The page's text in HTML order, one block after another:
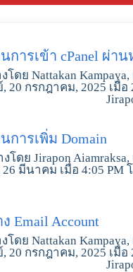
การเข้า cPanel ผ่าน
โดย Nattakan
20 กรกฎาคม, 2025 เมื่อ
การเพิ่ม Domain
งโดย Jirapon
มีนาคม เมื่อ 4:05 PM
Email Account
โดย Nattakan
20 กรกฎาคม, 2025 เมื่อ